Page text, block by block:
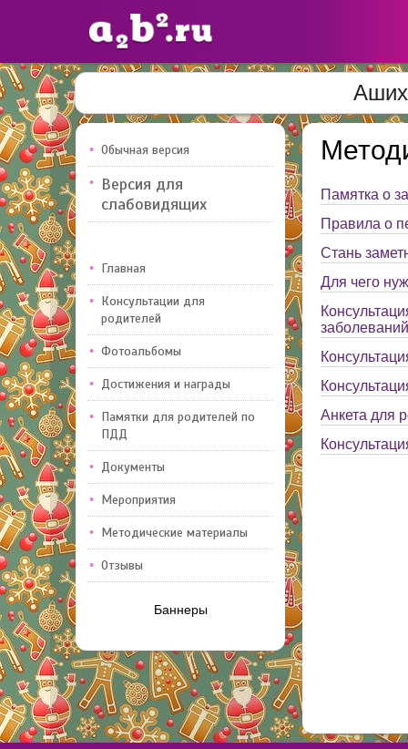
Сайты
педагогов
Добавлено — 10947
Обычная версия
Версия для
слабовидящих
Главная
Консультации для
родителей
Фотоальбомы
Достижения и награды
Памятки для родителей по
ПДД
Документы
Мероприятия
Методические материалы
Отзывы
Баннеры
Памятка о
Правила о
Стань
Для чего
Анкета для